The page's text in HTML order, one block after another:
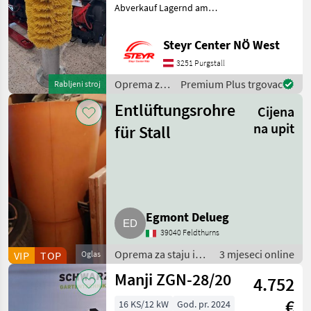
Rabljeni stroj
Abverkauf Lagernd am
Oprema za staju i
mljekarstvo Oprema za
uzgoj i njegu životinja
Steyr Center NÖ West
3251 Purgstall
Oprema za
mljekarstvo
/ Patura
Premium Plus trgovac
Oglas
VIP TOP
Entlüftungsrohre
für Stall
Cijena
na upit
Egmont Delueg
39040 Feldthurns
Oprema za staju i
mljekarstvo /
Oprema za staje
3 mjeseci online
Manji ZGN-28/20
4.752
16 KS/12 kW God. pr. 2024